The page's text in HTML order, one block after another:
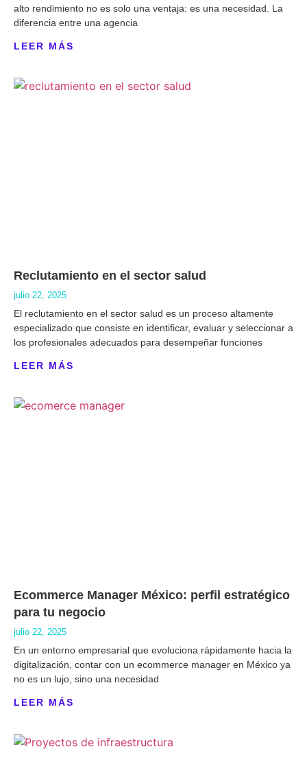
alto rendimiento no es solo una ventaja: es una necesidad. La
diferencia entre una agencia
LEER MÁS
Reclutamiento en el sector salud
julio 22, 2025
El reclutamiento en el sector salud es un proceso altamente
especializado que consiste en identificar, evaluar y seleccionar a
los profesionales adecuados para desempeñar funciones
LEER MÁS
Ecommerce Manager México: perfil estratégico
para tu negocio
julio 22, 2025
En un entorno empresarial que evoluciona rápidamente hacia la
digitalización, contar con un ecommerce manager en México ya
no es un lujo, sino una necesidad
LEER MÁS